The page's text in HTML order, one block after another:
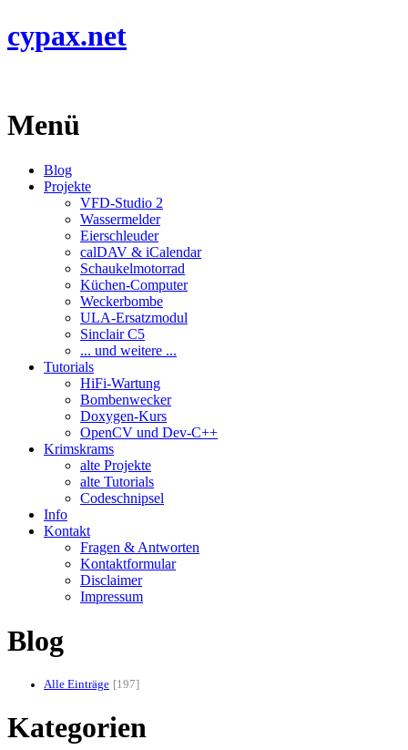
cypax.net
Menü
Blog
Projekte
VFD-Studio 2
Wassermelder
Eierschleuder
calDAV & iCalendar
Schaukelmotorrad
Küchen-Computer
Weckerbombe
ULA-Ersatzmodul
Sinclair C5
... und weitere ...
Tutorials
HiFi-Wartung
Bombenwecker
Doxygen-Kurs
OpenCV und Dev-C++
Krimskrams
alte Projekte
alte Tutorials
Codeschnipsel
Info
Kontakt
Fragen & Antworten
Kontaktformular
Disclaimer
Impressum
Blog
Alle Einträge 197
Kategorien